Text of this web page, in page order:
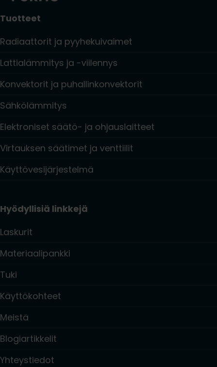
Tuotteet
Radiaattorit ja pyyhekuivaimet
Lattialämmitys ja -viilennys
Konvektorit ja puhallinkonvektorit
Sähkölämmitys
Elektroniset säätö- ja ohjauslaitteet
Virtauksen säätimet ja venttiilit
Käyttövesijärjestelmä
Hyödyllisiä linkkejä
Laskurit
Materiaalipankki
Tuki
Käyttökohteet
Meistä
Blogiartikkelit
Yhteystiedot